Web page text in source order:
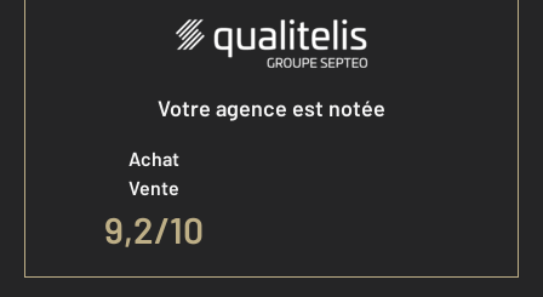
Votre agence est notée
Achat
Vente
9,2/10